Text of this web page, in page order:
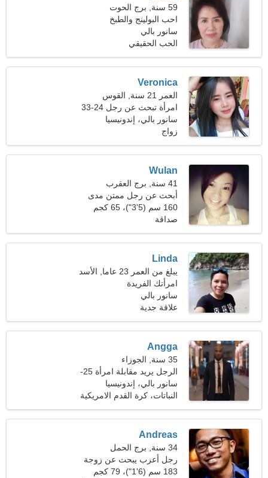
59 سنة, برج الحوت
احب البولينج والطبخ
سانور بالي
الحب الحقيقي
Veronica
العمر 21 سنة, القوس
امرأة تبحث عن رجل 24-33
سانور بالي، إندونيسيا
زواج
Wulan
41 سنة, برج العقرب
أبحث عن رجل ممتن مدى
الحياة
160 سم (5'3")، 65 كجم
(143 رطلا)
صداقة
Linda
يبلغ من العمر 23 عاما, الأسد
امرأتك الفريدة
سانور بالي
علاقة جدية
Angga
35 سنة, الجوزاء
الرجل يريد مقابلة امرأة 25-
31
سانور بالي، إندونيسيا
النباتات، كرة القدم الامريكية
Andreas
34 سنة, برج الحمل
رجل أعزب يبحث عن زوجة
22-30
183 سم (6'1")، 79 كجم